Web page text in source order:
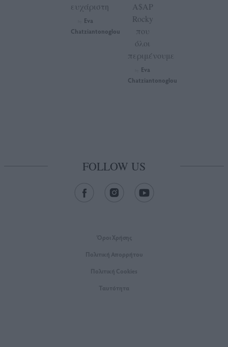
ευχάριστη
Eva
Chatziantonoglou
A$AP
Rocky
που
όλοι
περιμένουμε
Eva
Chatziantonoglou
FOLLOW US
Όροι Xρήσης
Πολιτική Απορρήτου
Πολιτική Cookies
Ταυτότητα